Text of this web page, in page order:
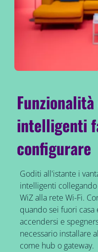
intelligenti
configurare
Goditi all'istante i
intelligenti
WiZ alla rete Wi-Fi.
quando sei fuori
accendersi e
necessario installare
come hub o gateway.